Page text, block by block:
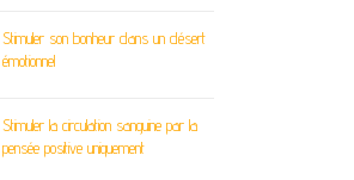
Stimuler son bonheur dans un désert
émotionnel
Stimuler la circulation sanguine par la
pensée positive uniquement